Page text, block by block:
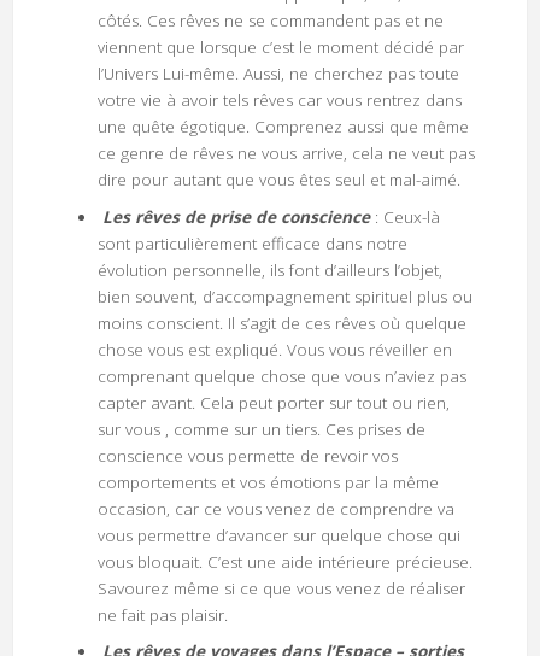
côtés. Ces rêves ne se commandent pas et ne
viennent que lorsque c’est le moment décidé par
l’Univers Lui-même. Aussi, ne cherchez pas toute
votre vie à avoir tels rêves car vous rentrez dans
une quête égotique. Comprenez aussi que même
ce genre de rêves ne vous arrive, cela ne veut pas
dire pour autant que vous êtes seul et mal-aimé.
Les rêves de prise de conscience : Ceux-là
sont particulièrement efficace dans notre
évolution personnelle, ils font d’ailleurs l’objet,
bien souvent, d’accompagnement spirituel plus ou
moins conscient. Il s’agit de ces rêves où quelque
chose vous est expliqué. Vous vous réveiller en
comprenant quelque chose que vous n’aviez pas
capter avant. Cela peut porter sur tout ou rien,
sur vous , comme sur un tiers. Ces prises de
conscience vous permette de revoir vos
comportements et vos émotions par la même
occasion, car ce vous venez de comprendre va
vous permettre d’avancer sur quelque chose qui
vous bloquait. C’est une aide intérieure précieuse.
Savourez même si ce que vous venez de réaliser
ne fait pas plaisir.
Les rêves de voyages dans l’Espace – sorties